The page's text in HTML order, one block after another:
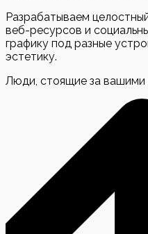
Разрабатываем
веб-ресурсов и
графику под разные
эстетику.
Люди, стоящие за вашими